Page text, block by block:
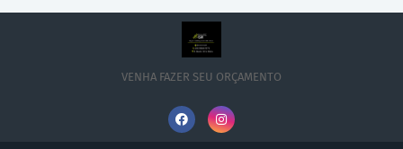
VENHA FAZER SEU ORÇAMENTO